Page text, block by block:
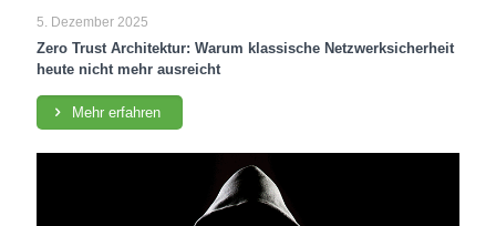
5. Dezember 2025
Zero Trust Architektur: Warum klassische Netzwerksicherheit
heute nicht mehr ausreicht
Mehr erfahren